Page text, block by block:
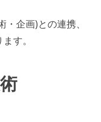
企画)との連携、
す。